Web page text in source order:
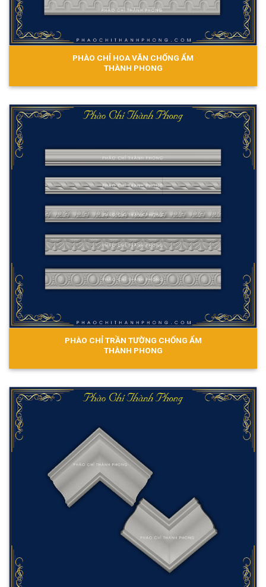
PHÀO CHỈ HOA VĂN CHỐNG ẨM
THÀNH PHONG
PHÀO CHỈ TRẦN TƯỜNG CHỐNG ẨM
THÀNH PHONG